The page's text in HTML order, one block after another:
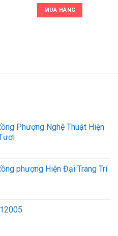
MUA HÀNG
Phượng Nghệ Thuật Hiện
phượng Hiện Đại Trang Trí